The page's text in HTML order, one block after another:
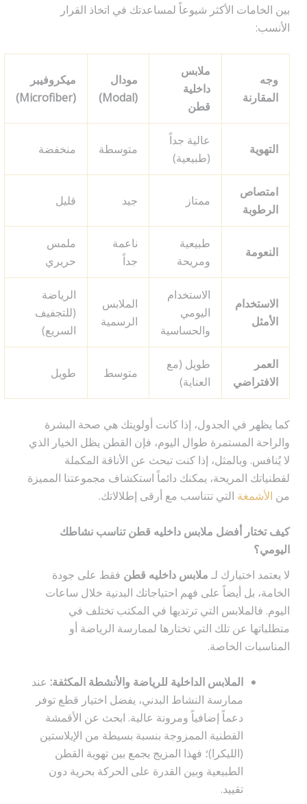
بين الخامات الأكثر شيوعاً لمساعدتك في اتخاذ القرار
الأنسب:
وجه
المقارنة
ملابس
داخلية
قطن
مودال
(Modal)
ميكروفيبر
(Microfiber)
التهوية
عالية جداً
(طبيعية)
متوسطة منخفضة
امتصاص
الرطوبة
ممتاز جيد قليل
النعومة
طبيعية
ومريحة
ناعمة
جداً
ملمس
حريري
الاستخدام
الأمثل
الاستخدام
اليومي
والحساسية
الملابس
الرسمية
الرياضة
(للتجفيف
السريع)
العمر
الافتراضي
طويل (مع
العناية)
متوسط طويل
كما يظهر في الجدول، إذا كانت أولويتك هي صحة البشرة
والراحة المستمرة طوال اليوم، فإن القطن يظل الخيار الذي
لا يُنافس. وبالمثل، إذا كنت تبحث عن الأناقة المكملة
لقطنياتك المريحة، يمكنك دائماً استكشاف مجموعتنا المميزة
من الأشمغة التي تتناسب مع أرقى إطلالاتك.
كيف تختار أفضل ملابس داخليه قطن تناسب نشاطك
اليومي؟
لا يعتمد اختيارك لـ ملابس داخليه قطن فقط على جودة
الخامة، بل أيضاً على فهم احتياجاتك البدنية خلال ساعات
اليوم. فالملابس التي ترتديها في المكتب تختلف في
متطلباتها عن تلك التي تختارها لممارسة الرياضة أو
المناسبات الخاصة.
الملابس الداخلية للرياضة والأنشطة المكثفة: عند
ممارسة النشاط البدني، يفضل اختيار قطع توفر
دعماً إضافياً ومرونة عالية. ابحث عن الأقمشة
القطنية الممزوجة بنسبة بسيطة من الإيلاستين
(الليكرا)؛ فهذا المزيج يجمع بين تهوية القطن
الطبيعية وبين القدرة على الحركة بحرية دون
تقييد.